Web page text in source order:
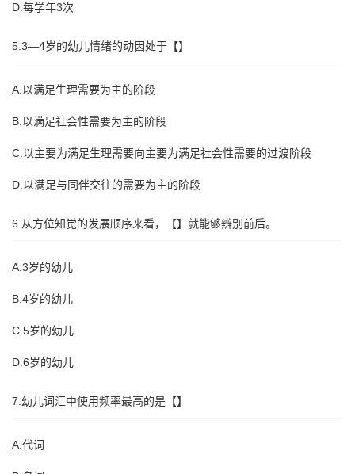
D.每学年3次
5.3—4岁的幼儿情绪的动因处于【】
A.以满足生理需要为主的阶段
B.以满足社会性需要为主的阶段
C.以主要为满足生理需要向主要为满足社会性需要的过渡阶段
D.以满足与同伴交往的需要为主的阶段
6.从方位知觉的发展顺序来看，【】就能够辨别前后。
A.3岁的幼儿
B.4岁的幼儿
C.5岁的幼儿
D.6岁的幼儿
7.幼儿词汇中使用频率最高的是【】
A.代词